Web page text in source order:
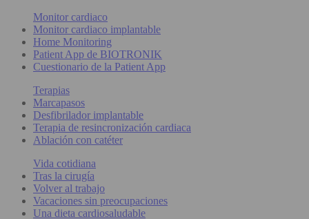
Monitor cardiaco
Monitor cardiaco implantable
Home Monitoring
Patient App de BIOTRONIK
Cuestionario de la Patient App
Terapias
Marcapasos
Desfibrilador implantable
Terapia de resincronización cardiaca
Ablación con catéter
Vida cotidiana
Tras la cirugía
Volver al trabajo
Vacaciones sin preocupaciones
Una dieta cardiosaludable